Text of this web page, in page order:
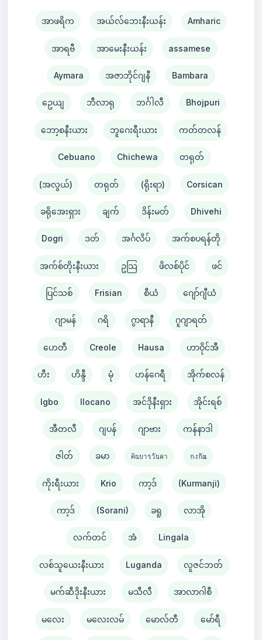
အာဖရိက အယ်လ်ဘေးနီးယန်း Amharic
အာရဗီ အာမေးနီးယန်း assamese
Aymara အဇာဘိုင်ဂျနီ Bambara
ဥေယျ ဘီလာရု ဘင်္ဂါလီ Bhojpuri
ဘော့စနီးယား ဘူဂေးရီးယား ကတ်တလန်
Cebuano Chichewa တရုတ်
(အလွယ်) တရုတ် (ရိုးရာ) Corsican
ခရိုအေးရှား ချက် ဒိန်းမတ် Dhivehi
Dogri ဒတ် အင်္ဂလိပ် အက်စပရန်တို
အက်စ်တိုးနီးယား ဥသြ ဖိလစ်ပိုင် ဖင်
ပြင်သစ် Frisian စီယံ ​​ ဂျော်ဂျီယံ
ဂျာမန် ဂရိ ဂွာရာနီ ဂူဂျာရတ်
ဟေတီ Creole Hausa ဟာဝိုင်အီ
ဟီး ဟိန္ဒီ မုံ ဟန်ဂေရီ အိုက်စလန်
Igbo Ilocano အင်ဒိုနီးရှား အိုင်းရစ်
အီတလီ ဂျပန် ဂျာဗား ကန်နာဒါ
ဇါတ် ခမာ คินยารวันดา กงกัณ
ကိုးရီးယား Krio ကာ့ဒ် (Kurmanji)
ကာ့ဒ် (Sorani) ခရူ လာအို
လက်တင် အံ Lingala
လစ်သူယေးနီးယား Luganda လူဇင်ဘတ်
မက်ဆီဒိုးနီးယား မသီလီ အာလာဂါစီ
မလေး မလေးလမ် မောလ်တီ မော်ရီ